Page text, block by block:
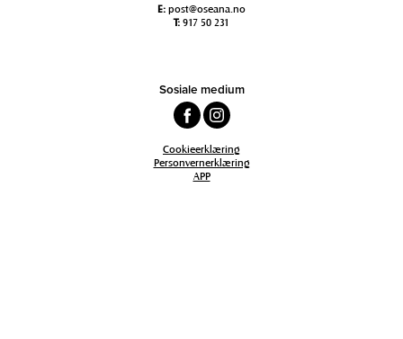
E: post@oseana.no
T: 917 50 231
Sosiale medium
Cookieerklæring
Personvernerklæring
APP